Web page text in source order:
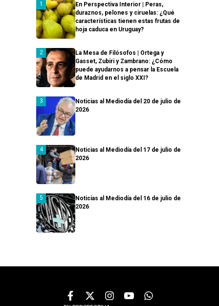
En Perspectiva Interior | Peras,
duraznos, pelones y ciruelas: ¿Qué
características tienen estas frutas de
hoja caduca en Uruguay?
La Mesa de Filósofos | Ortega y
Gasset, Zubiri y Zambrano: ¿Cómo
puede ayudarnos a pensar la Escuela
de Madrid en el siglo XXI?
Noticias al Mediodía del 20 de julio de
2026
Noticias al Mediodía del 17 de julio de
2026
Noticias al Mediodía del 16 de julio de
2026